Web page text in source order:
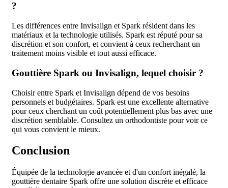
?
Les différences entre Invisalign et Spark résident dans les
matériaux et la technologie utilisés. Spark est réputé pour sa
discrétion et son confort, et convient à ceux recherchant un
traitement moins visible et tout aussi efficace.
Gouttière Spark ou Invisalign, lequel choisir ?
Choisir entre Spark et Invisalign dépend de vos besoins
personnels et budgétaires. Spark est une excellente alternative
pour ceux cherchant un coût potentiellement plus bas avec une
discrétion semblable. Consultez un orthodontiste pour voir ce
qui vous convient le mieux.
Conclusion
Équipée de la technologie avancée et d'un confort inégalé, la
gouttière dentaire Spark offre une solution discrète et efficace